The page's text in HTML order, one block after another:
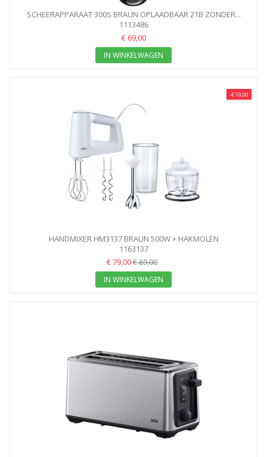
SCHEERAPPARAAT 300S BRAUN OPLAADBAAR 21B ZONDER...
1113486
€ 69,00
IN WINKELWAGEN
-€ 10,00
HANDMIXER HM3137 BRAUN 500W + HAKMOLEN
1163137
€ 79,00€ 89,00
IN WINKELWAGEN